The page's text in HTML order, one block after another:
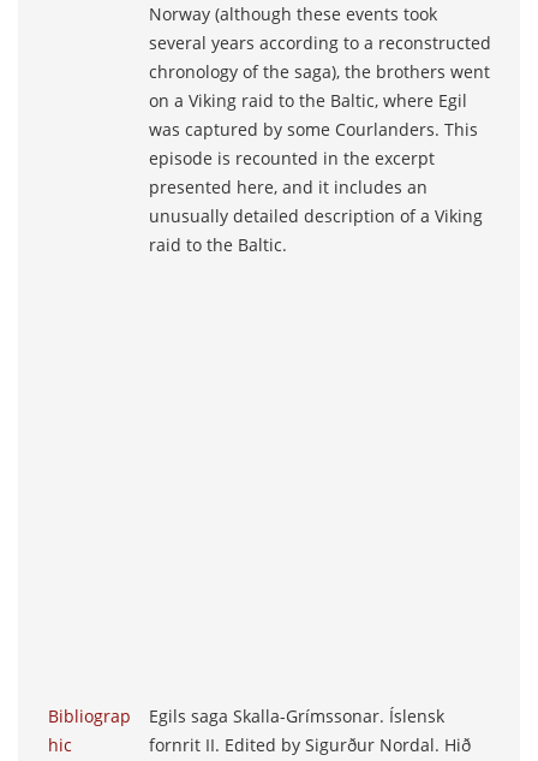
Norway (although these events took
several years according to a reconstructed
chronology of the saga), the brothers went
on a Viking raid to the Baltic, where Egil
was captured by some Courlanders. This
episode is recounted in the excerpt
presented here, and it includes an
unusually detailed description of a Viking
raid to the Baltic.
Bibliograp
hic
Egils saga Skalla-Grímssonar. Íslensk
fornrit II. Edited by Sigurður Nordal. Hið